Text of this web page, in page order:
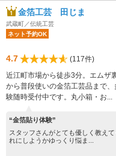
金箔工芸 田じま
武蔵町／伝統工芸
ネット予約OK
4.7
(117件)
近江町市場から徒歩3分。エムザ
から普段使いの金箔工芸品まで
験随時受付中です。丸小箱・お...
“金箔貼り体験”
スタッフさんがとても優しく教え
れにしようかゆっくり悩ま...